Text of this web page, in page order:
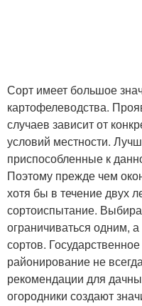
Сорт имеет большое
картофелеводства.
случаев зависит от
условий местности.
приспособленные к
Поэтому прежде чем
хотя бы в течение двух
сортоиспытание.
ограничиваться одним,
сортов.
районирование не
рекомендации для
огородники создают